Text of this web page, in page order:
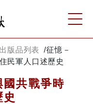
版品列表 /征憶－
民軍人口述歷史
共戰爭時